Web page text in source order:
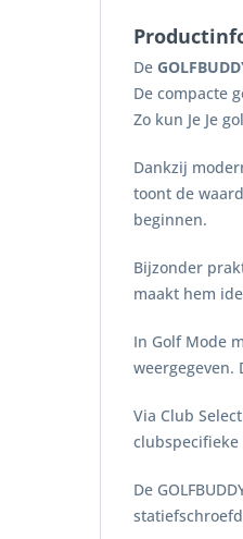
De
De compacte
Zo kun Je Je
Dankzij
toont de
beginnen.
Bijzonder
maakt hem
In Golf Mode
weergegeven.
Via Club
clubspecifieke
De